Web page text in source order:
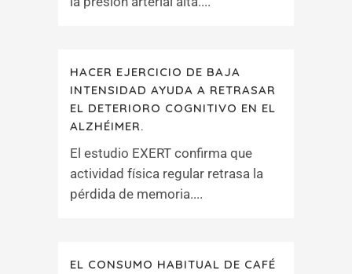
HACER EJERCICIO DE BAJA
INTENSIDAD AYUDA A RETRASAR
EL DETERIORO COGNITIVO EN EL
ALZHÉIMER.
El estudio EXERT confirma que
actividad física regular retrasa la
pérdida de memoria....
EL CONSUMO HABITUAL DE CAFÉ